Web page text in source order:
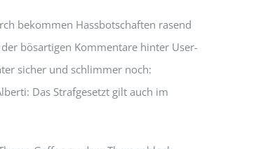
bekommen Hassbotschaften rasend
bösartigen Kommentare hinter User-
sicher und schlimmer noch:
Das Strafgesetzt gilt auch im